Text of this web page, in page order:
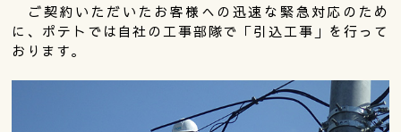
ご契約いただいたお客様への迅速な緊急対応のため
に、ポテトでは自社の工事部隊で「引込工事」を行って
おります。